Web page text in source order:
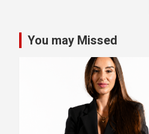
You may Missed